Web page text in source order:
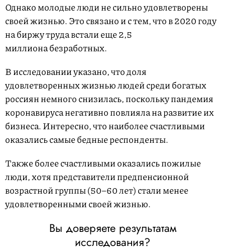
Однако молодые люди не сильно удовлетворены
своей жизнью. Это связано и с тем, что в 2020 году
на биржу труда встали еще 2,5
миллиона безработных.
В исследовании указано, что доля
удовлетворенных жизнью людей среди богатых
россиян немного снизилась, поскольку пандемия
коронавируса негативно повлияла на развитие их
бизнеса. Интересно, что наиболее счастливыми
оказались самые бедные респонденты.
Также более счастливыми оказались пожилые
люди, хотя представители предпенсионной
возрастной группы (50–60 лет) стали менее
удовлетворенными своей жизнью.
Вы доверяете результатам
исследования?